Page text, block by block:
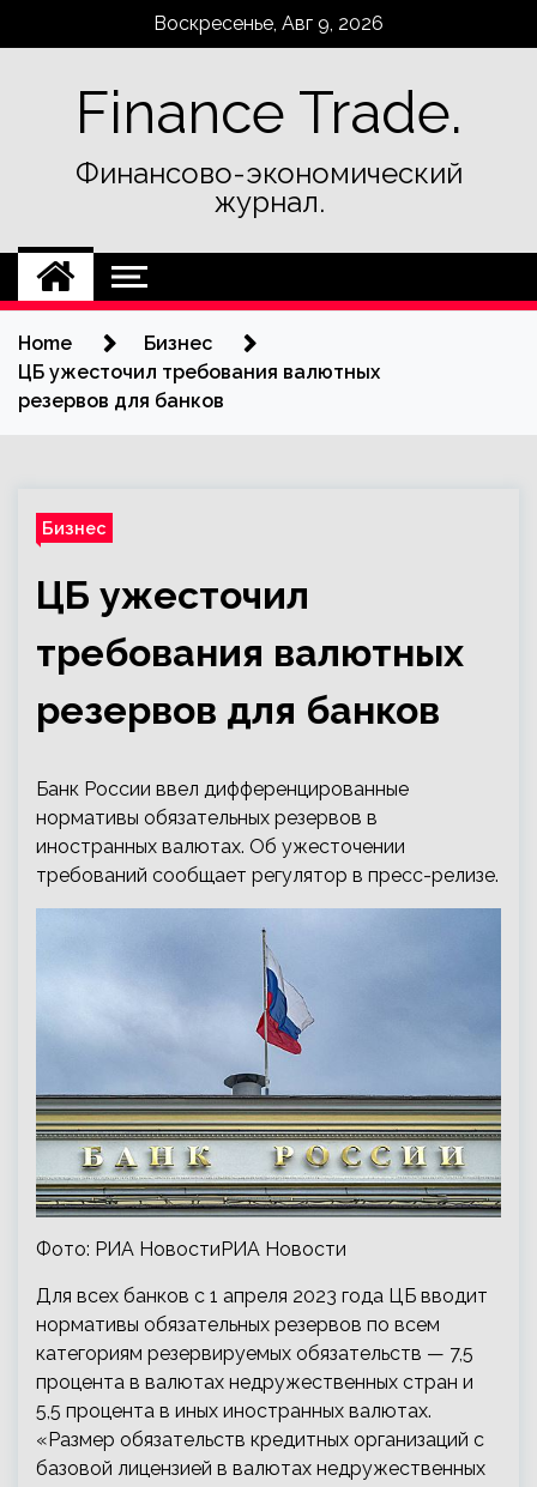
Воскресенье, Авг 9, 2026
Finance Trade.
Финансово-экономический
журнал.
Home
Бизнес
ЦБ ужесточил требования валютных
резервов для банков
Бизнес
ЦБ ужесточил
требования валютных
резервов для банков
Банк России ввел дифференцированные
нормативы обязательных резервов в
иностранных валютах. Об ужесточении
требований сообщает регулятор в пресс-релизе.
Фото: РИА НовостиРИА Новости
Для всех банков с 1 апреля 2023 года ЦБ вводит
нормативы обязательных резервов по всем
категориям резервируемых обязательств — 7,5
процента в валютах недружественных стран и
5,5 процента в иных иностранных валютах.
«Размер обязательств кредитных организаций с
базовой лицензией в валютах недружественных